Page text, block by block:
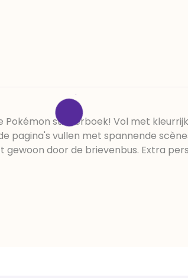
stickerboek! Vol met
vullen met spannende
door de brievenbus. Extra